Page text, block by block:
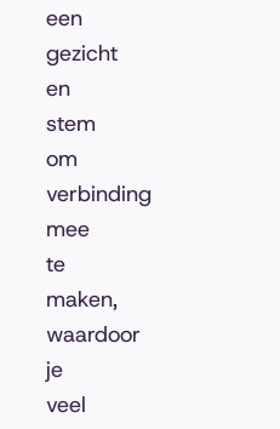
een
gezicht
en
stem
om
verbinding
mee
te
maken,
waardoor
je
veel